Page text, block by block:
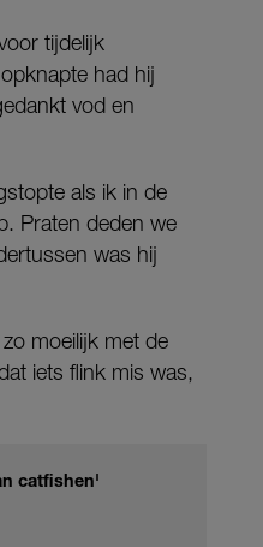
tijdelijk
had hij
vod en
als ik in de
Praten deden we
was hij
moeilijk met de
iets flink mis was,
catfishen'